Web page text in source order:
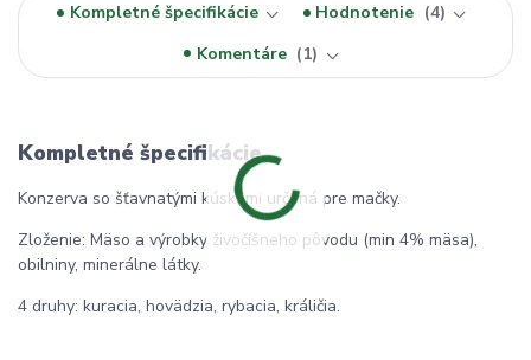
Kompletné špecifikácie Hodnotenie
4
Komentáre
1
Kompletné špecifikácie
Konzerva so šťavnatými kúskami určená pre mačky.
Zloženie: Mäso a výrobky živočíšneho pôvodu (min 4% mäsa),
obilniny, minerálne látky.
4 druhy: kuracia, hovädzia, rybacia, králičia.